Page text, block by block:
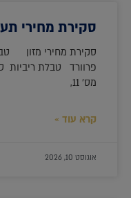
סקירת מחירי תעשיית
סקירת מחירי מזון
מס' 11,
קרא עוד »
אוגוסט 10, 2026